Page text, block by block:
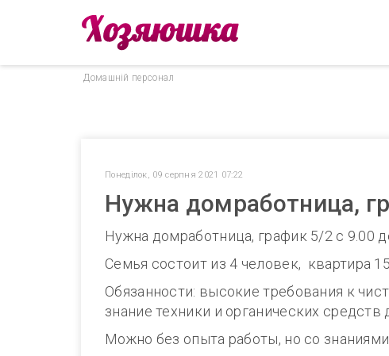
Домашнiй персонал
Понеділок, 09 серпня 2021 07:22
Нужна домработница,
Нужна домработница, график 5/2 с 9.00
Семья состоит из 4 человек, квартира
Обязанности: высокие требования к
знание техники и органических средств
Можно без опыта работы, но со знаниями.